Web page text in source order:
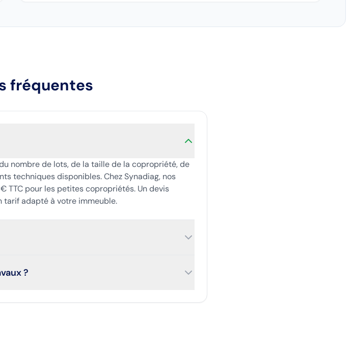
fréquentes
nombre de lots, de la taille de la copropriété, de
techniques disponibles. Chez Synadiag, nos
pour les petites copropriétés. Un devis
tarif adapté à votre immeuble.
?